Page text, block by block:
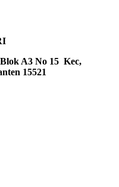
A3 No 15 Kec,
15521